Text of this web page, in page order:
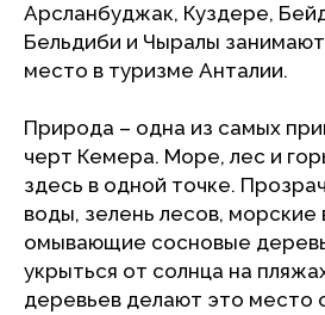
Арсланбуджак, Куздере,
Бельдиби и Чыралы
место в туризме Анталии.
Природа – одна из самых
черт Кемера. Море, лес и
здесь в одной точке.
воды, зелень лесов, морские
омывающие сосновые
укрыться от солнца на
деревьев делают это место